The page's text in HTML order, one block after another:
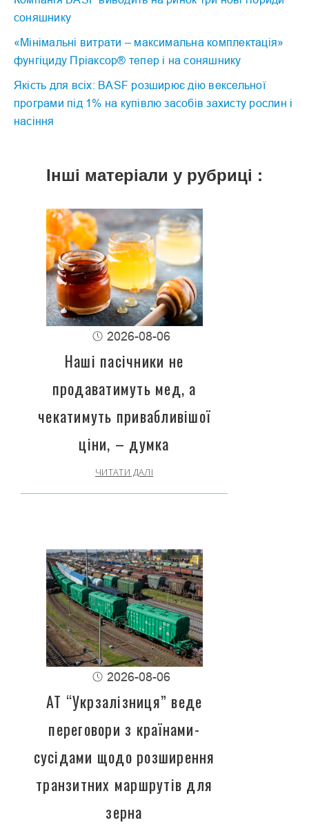
соняшнику
«Мінімальні витрати – максимальна комплектація»
фунгіциду Пріаксор® тепер і на соняшнику
Якість для всіх: BASF розширює дію вексельної
програми під 1% на купівлю засобів захисту рослин і
насіння
Інші матеріали у рубриці :
2026-08-06
Наші пасічники не
продаватимуть мед, а
чекатимуть привабливішої
ціни, – думка
ЧИТАТИ ДАЛІ
2026-08-06
АТ “Укрзалізниця” веде
переговори з країнами-
сусідами щодо розширення
транзитних маршрутів для
зерна